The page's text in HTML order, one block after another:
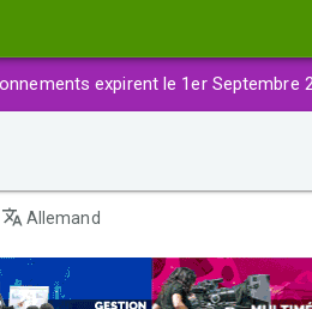
expirent le 1er Septembre
Allemand